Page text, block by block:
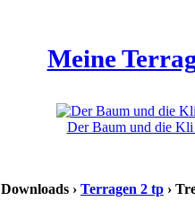
Meine
Der Baum und die Kli
Downloads › Terragen 2 tp ›